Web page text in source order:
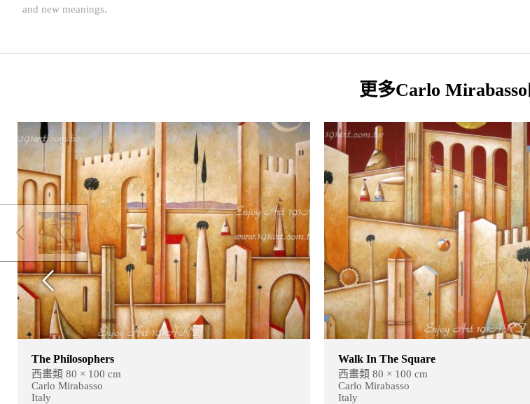
and new meanings.
更多Carlo Mirabasso
The Philosophers
西畫類 80 × 100 cm
Carlo Mirabasso
Italy
Walk In The Square
西畫類 80 × 100 cm
Carlo Mirabasso
Italy